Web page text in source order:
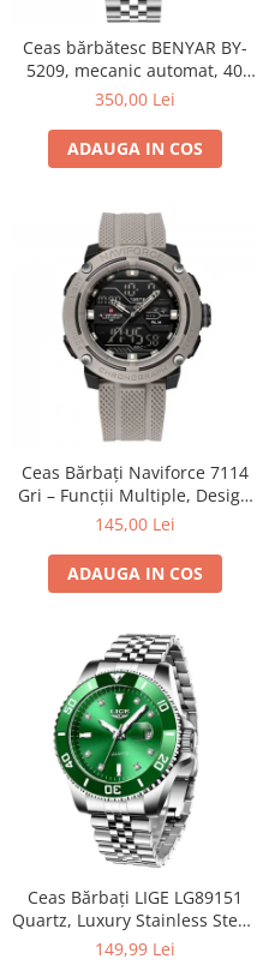
Ceas bărbătesc BENYAR BY-
5209, mecanic automat, 40
mm, diver, rezistent la apă
350,00 Lei
ADAUGA IN COS
Ceas Bărbați Naviforce 7114
Gri – Funcții Multiple, Design
Sport, Cronometru, Rezistent
145,00 Lei
ADAUGA IN COS
Ceas Bărbați LIGE LG89151
Quartz, Luxury Stainless Steel,
Waterproof 3ATM, Luminous,
149,99 Lei